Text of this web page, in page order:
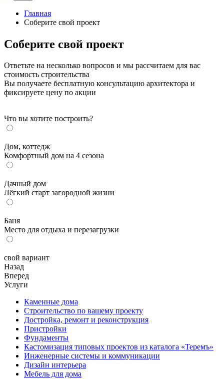
Главная
Соберите свой проект
Соберите свой проект
Ответьте на несколько вопросов и мы рассчитаем для вас
стоимость строительства
Вы получаете бесплатную консультацию архитектора и
фиксируете цену по акции
Что вы хотите построить?
Дом, коттедж
Комфортный дом на 4 сезона
Дачный дом
Лёгкий старт загородной жизни
Баня
Место для отдыха и перезагрузки
свой вариант
Назад
Вперед
Услуги
Каменные дома
Строительство по вашему проекту
Достройка, ремонт и реконструкция
Пристройки
Фундаменты
Кастомизация типовых проектов из каталога «Теремъ»
Инженерные системы и коммуникации
Дизайн интерьера
Мебель для дома